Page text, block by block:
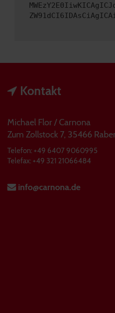
Kontakt
Michael Flor / Carnona
Zum Zollstock 7, 35466
Telefon: +49 6407 9060995
Telefax: +49 321 21066484
info@carnona.de